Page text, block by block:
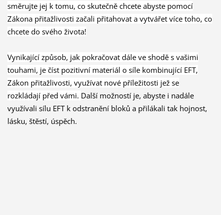
směrujte jej k tomu, co skutečně chcete abyste pomocí
Zákona přitažlivosti začali přitahovat a vytvářet více toho, co
chcete do svého života!
Vynikající způsob, jak pokračovat dále ve shodě s vašimi
touhami, je číst pozitivní materiál o síle kombinující EFT,
Zákon přitažlivosti, využívat nové příležitosti jež se
rozkládají před vámi. Další možností je, abyste i nadále
využívali sílu EFT k odstranění bloků a přilákali tak hojnost,
lásku, štěstí, úspěch.